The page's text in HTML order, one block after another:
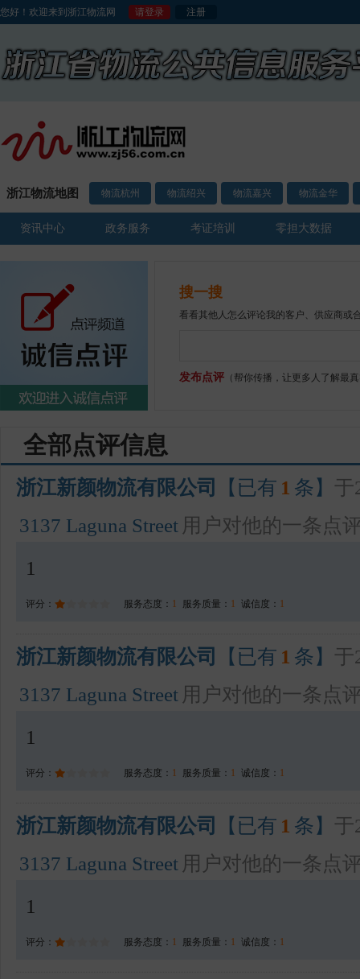
您好！欢迎来到浙江物流网 请登录 注册
浙江物流地图 物流杭州 物流绍兴 物流嘉兴 物流金华
资讯中心 政务服务 考证培训 零担大数据
搜一搜
看看其他人怎么评论我的客户、供应商或
发布点评 （帮你传播，让更多人了解最
全部点评信息
浙江新颜物流有限公司 【已有 1 条】 于
3137 Laguna Street 用户对他的一条点
1
评分： 服务态度： 1 服务质量： 1 诚信度： 1
浙江新颜物流有限公司 【已有 1 条】 于
3137 Laguna Street 用户对他的一条点
1
评分： 服务态度： 1 服务质量： 1 诚信度： 1
浙江新颜物流有限公司 【已有 1 条】 于
3137 Laguna Street 用户对他的一条点
1
评分： 服务态度： 1 服务质量： 1 诚信度： 1